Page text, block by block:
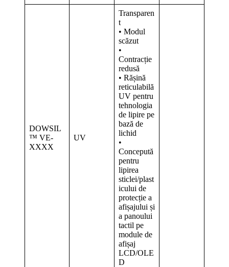
DOWSIL
™ VE-
XXXX
UV
Transparen
t
• Modul
scăzut
•
Contracție
redusă
• Rășină
reticulabilă
UV pentru
tehnologia
de lipire pe
bază de
lichid
•
Concepută
pentru
lipirea
sticlei/plast
icului de
protecție a
afișajului și
a panoului
tactil pe
module de
afișaj
LCD/OLE
D